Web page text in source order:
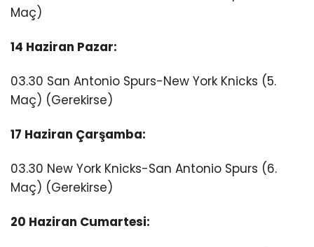
Maç)
14 Haziran Pazar:
03.30 San Antonio Spurs-New York Knicks (5.
Maç) (Gerekirse)
17 Haziran Çarşamba:
03.30 New York Knicks-San Antonio Spurs (6.
Maç) (Gerekirse)
20 Haziran Cumartesi: